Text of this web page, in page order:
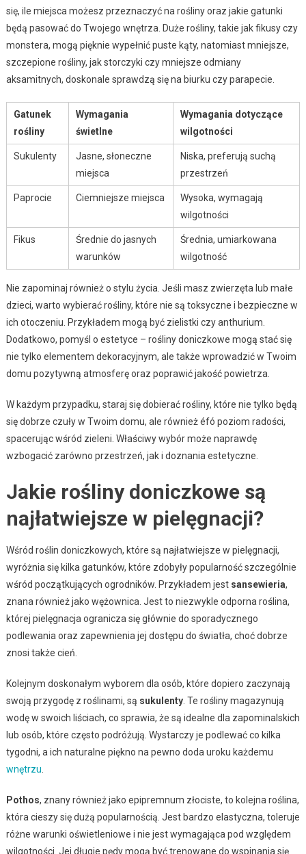
się, ile miejsca możesz przeznaczyć na rośliny oraz jakie gatunki
będą pasować do Twojego wnętrza. Duże rośliny, takie jak fikusy czy
monstera, mogą pięknie wypełnić puste kąty, natomiast mniejsze,
szczepione rośliny, jak storczyki czy mniejsze odmiany
aksamitnych, doskonale sprawdzą się na biurku czy parapecie.
Gatunek
rośliny
Wymagania
świetlne
Wymagania dotyczące
wilgotności
Sukulenty
Jasne, słoneczne
miejsca
Niska, preferują suchą
przestrzeń
Paprocie Ciemniejsze miejsca
Wysoka, wymagają
wilgotności
Fikus
Średnie do jasnych
warunków
Średnia, umiarkowana
wilgotność
Nie zapominaj również o stylu życia. Jeśli masz zwierzęta lub małe
dzieci, warto wybierać rośliny, które nie są toksyczne i bezpieczne w
ich otoczeniu. Przykładem mogą być zielistki czy anthurium.
Dodatkowo, pomyśl o estetyce – rośliny doniczkowe mogą stać się
nie tylko elementem dekoracyjnym, ale także wprowadzić w Twoim
domu pozytywną atmosferę oraz poprawić jakość powietrza.
W każdym przypadku, staraj się dobierać rośliny, które nie tylko będą
się dobrze czuły w Twoim domu, ale również éfó poziom radości,
spacerując wśród zieleni. Właściwy wybór może naprawdę
wzbogacić zarówno przestrzeń, jak i doznania estetyczne.
Jakie rośliny doniczkowe są
najłatwiejsze w pielęgnacji?
Wśród roślin doniczkowych, które są najłatwiejsze w pielęgnacji,
wyróżnia się kilka gatunków, które zdobyły popularność szczególnie
wśród początkujących ogrodników. Przykładem jest sansewieria,
znana również jako wężownica. Jest to niezwykle odporna roślina,
której pielęgnacja ogranicza się głównie do sporadycznego
podlewania oraz zapewnienia jej dostępu do światła, choć dobrze
znosi także cień.
Kolejnym doskonałym wyborem dla osób, które dopiero zaczynają
swoją przygodę z roślinami, są sukulenty. Te rośliny magazynują
wodę w swoich liściach, co sprawia, że są idealne dla zapominalskich
lub osób, które często podróżują. Wystarczy je podlewać co kilka
tygodni, a ich naturalne piękno na pewno doda uroku każdemu
wnętrzu
Pothos, znany również jako epipremnum złociste, to kolejna roślina,
która cieszy się dużą popularnością. Jest bardzo elastyczna, toleruje
różne warunki oświetleniowe i nie jest wymagająca pod względem
wilgotności. Jej długie pędy mogą być trenowane do wspinania się